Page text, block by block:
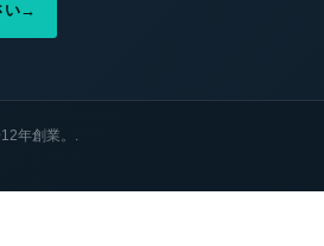
い→
年創業。.